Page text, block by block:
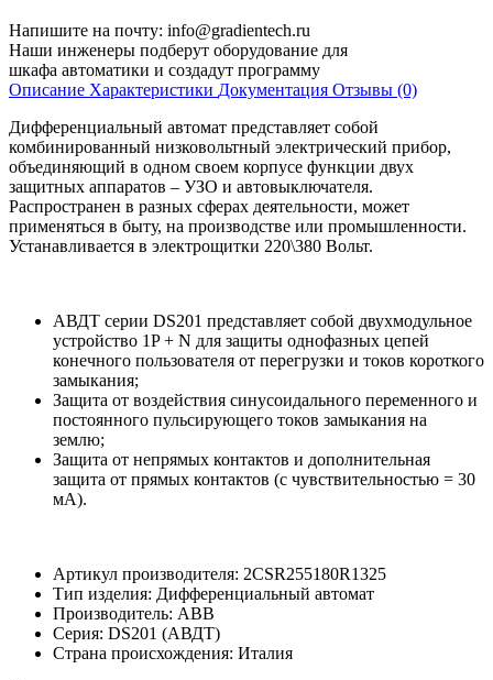
Напишите на почту: info@gradientech.ru
Наши инженеры подберут оборудование для
шкафа автоматики и создадут программу
Описание Характеристики Документация Отзывы (0)
Дифференциальный автомат представляет собой
комбинированный низковольтный электрический прибор,
объединяющий в одном своем корпусе функции двух
защитных аппаратов – УЗО и автовыключателя.
Распространен в разных сферах деятельности, может
применяться в быту, на производстве или промышленности.
Устанавливается в электрощитки 220\380 Вольт.
АВДТ серии DS201 представляет собой двухмодульное
устройство 1P + N для защиты однофазных цепей
конечного пользователя от перегрузки и токов короткого
замыкания;
Защита от воздействия синусоидального переменного и
постоянного пульсирующего токов замыкания на
землю;
Защита от непрямых контактов и дополнительная
защита от прямых контактов (с чувствительностью = 30
мА).
Артикул производителя: 2CSR255180R1325
Тип изделия: Дифференциальный автомат
Производитель: ABB
Серия: DS201 (АВДТ)
Страна происхождения: Италия